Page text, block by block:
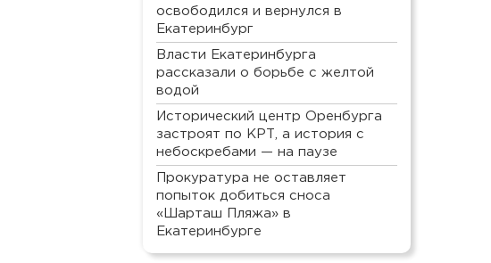
освободился и вернулся в
Екатеринбург
Власти Екатеринбурга
рассказали о борьбе с желтой
водой
Исторический центр Оренбурга
застроят по КРТ, а история с
небоскребами — на паузе
Прокуратура не оставляет
попыток добиться сноса
«Шарташ Пляжа» в
Екатеринбурге